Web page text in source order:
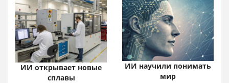
ИИ открывает новые
сплавы
ИИ научили понимать
мир